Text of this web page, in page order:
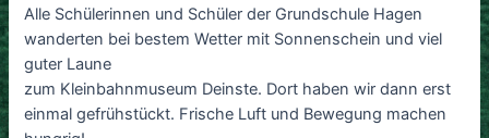
Alle Schülerinnen und Schüler der Grundschule Hagen
wanderten bei bestem Wetter mit Sonnenschein und viel
guter Laune
zum Kleinbahnmuseum Deinste. Dort haben wir dann erst
einmal gefrühstückt. Frische Luft und Bewegung machen